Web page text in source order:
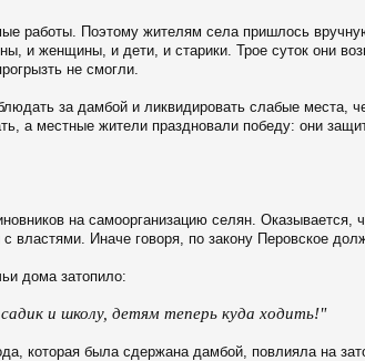
работы. Поэтому жителям села пришлось
и женщины, и дети, и старики. Трое суток они
не смогли.
за дамбой и ликвидировать слабые места,
а местные жители праздновали победу: они
на самоорганизацию селян. Оказывается,
властями. Иначе говоря, по закону Перовское
дома затопило:
и школу, детям теперь куда ходить!"
которая была сдержана дамбой, повлияла на